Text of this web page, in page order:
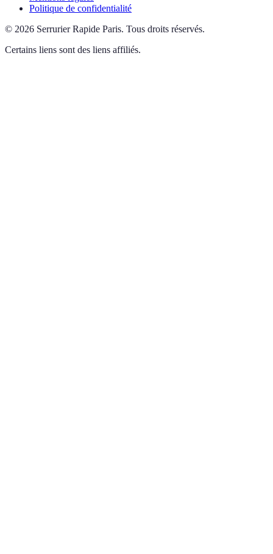
Politique de confidentialité
© 2026 Serrurier Rapide Paris. Tous droits réservés.
Certains liens sont des liens affiliés.